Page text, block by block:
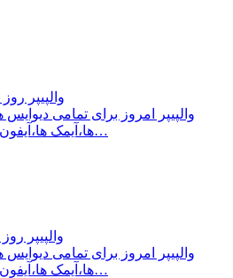
والپیپر روز – ۲۱ مهر ماه
والپیپر امروز برای تمامی
ها،آیمک ها،آیفون ها،آیپد ها آماده دانلود…
والپیپر روز – ۱۴ مهر ماه
والپیپر امروز برای تمامی
ها،آیمک ها،آیفون ها،آیپد ها آماده دانلود…